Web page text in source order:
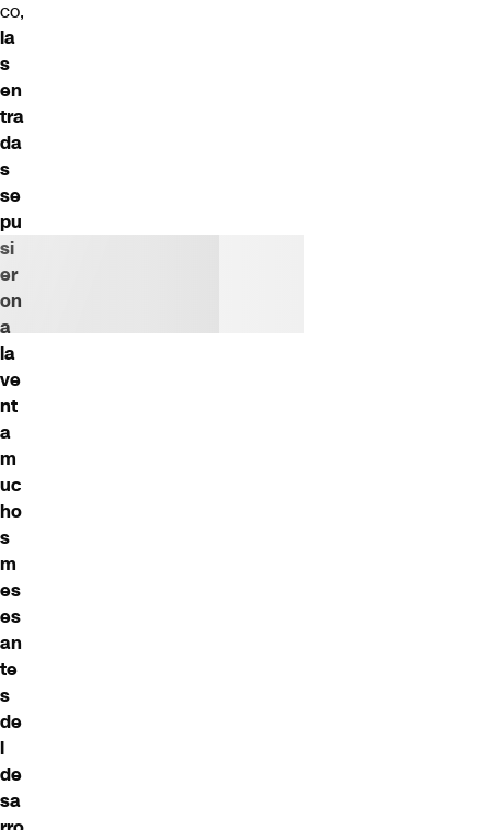
co,
la
s
en
tra
da
s
se
pu
si
er
on
a
la
ve
nt
a
m
uc
ho
s
m
es
es
an
te
s
de
l
de
sa